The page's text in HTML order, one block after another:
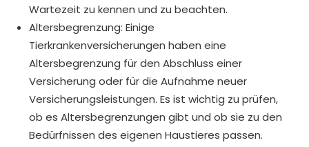
Wartezeit zu kennen und zu beachten.
Altersbegrenzung: Einige
Tierkrankenversicherungen haben eine
Altersbegrenzung für den Abschluss einer
Versicherung oder für die Aufnahme neuer
Versicherungsleistungen. Es ist wichtig zu prüfen,
ob es Altersbegrenzungen gibt und ob sie zu den
Bedürfnissen des eigenen Haustieres passen.